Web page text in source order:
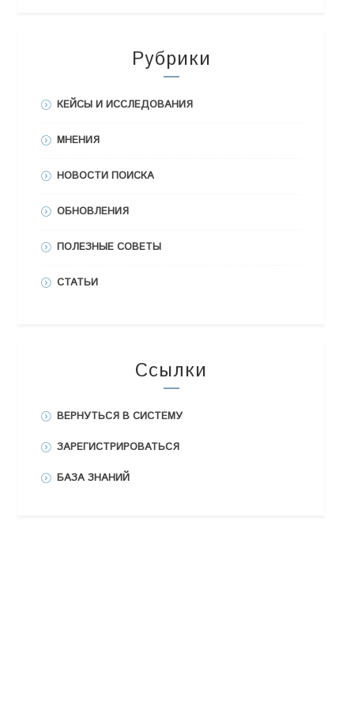
Рубрики
КЕЙСЫ И ИССЛЕДОВАНИЯ
МНЕНИЯ
НОВОСТИ ПОИСКА
ОБНОВЛЕНИЯ
ПОЛЕЗНЫЕ СОВЕТЫ
СТАТЬИ
Ссылки
ВЕРНУТЬСЯ В СИСТЕМУ
ЗАРЕГИСТРИРОВАТЬСЯ
БАЗА ЗНАНИЙ